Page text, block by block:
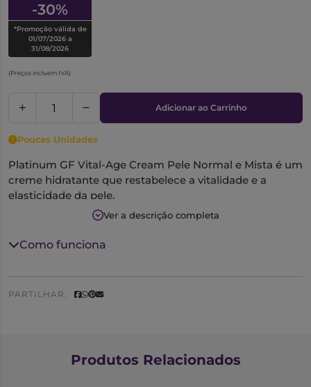
-30%
*Promoção válida de
01/07/2026 a
31/08/2026
(Preços incluem IVA)
Adicionar ao Carrinho
Poucas Unidades
Platinum GF Vital-Age Cream Pele Normal e Mista é um
creme hidratante que restabelece a vitalidade e a
elasticidade da pele.
Confere um efeito matificante à pele.
solares.
Ver a descrição completa
Como funciona
PARTILHAR:
Produtos Relacionados